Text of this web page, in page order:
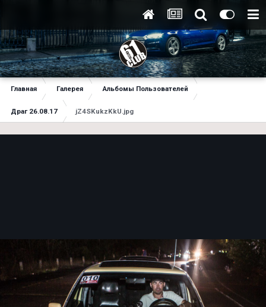
Главная Галерея Альбомы Пользователей
Драг 26.08.17 jZ4SKukzKkU.jpg